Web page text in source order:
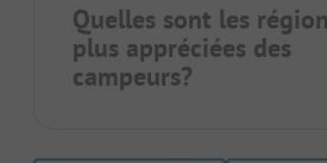
Quelles sont les
plus appréciées des
campeurs?